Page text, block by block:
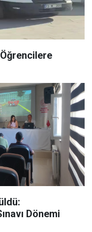
Öğrencilere
Dönemi